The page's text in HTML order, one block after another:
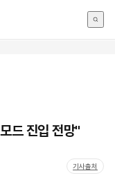
드 진입 전망"
기사출처